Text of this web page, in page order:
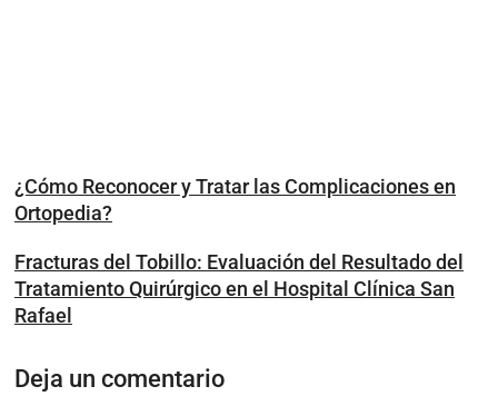
¿Cómo Reconocer y Tratar las Complicaciones en
Ortopedia?
Fracturas del Tobillo: Evaluación del Resultado del
Tratamiento Quirúrgico en el Hospital Clínica San
Rafael
Deja un comentario